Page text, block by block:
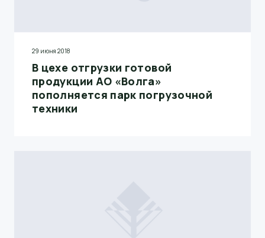
29 июня 2018
В цехе отгрузки готовой
продукции АО «Волга»
пополняется парк погрузочной
техники